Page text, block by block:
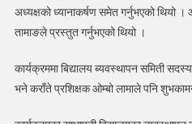
अध्यक्षको ध्यानाकर्षण समेत गर्नुभएको थियो
तामाङले प्रस्तुत गर्नुभएको थियो ।
कार्यक्रममा बिद्यालय ब्यवस्थापन समिती
भने कराँते प्रशिक्षक ओम्बो लामाले पनि